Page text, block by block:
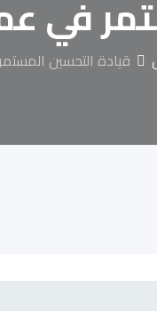
في
قيادة التحسين